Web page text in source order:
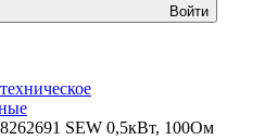
Войти
SEW 0,5кВт, 100Ом